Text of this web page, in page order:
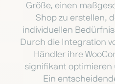
Größe, einen
Shop zu erstellen,
individuellen
Durch die Integration
Händler ihre
signifikant optimieren
Ein